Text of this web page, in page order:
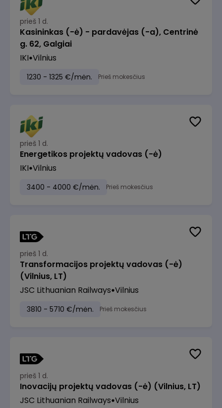
prieš 1 d.
Kasininkas (-ė) - pardavėjas (-a), Centrinė
g. 62, Galgiai
IKI Vilnius
1230 - 1325 €/mėn. Prieš mokesčius
prieš 1 d.
Energetikos projektų vadovas (-ė)
IKI Vilnius
3400 - 4000 €/mėn. Prieš mokesčius
prieš 1 d.
Transformacijos projektų vadovas (-ė)
(Vilnius, LT)
JSC Lithuanian Railways Vilnius
3810 - 5710 €/mėn. Prieš mokesčius
prieš 1 d.
Inovacijų projektų vadovas (-ė) (Vilnius, LT)
JSC Lithuanian Railways Vilnius